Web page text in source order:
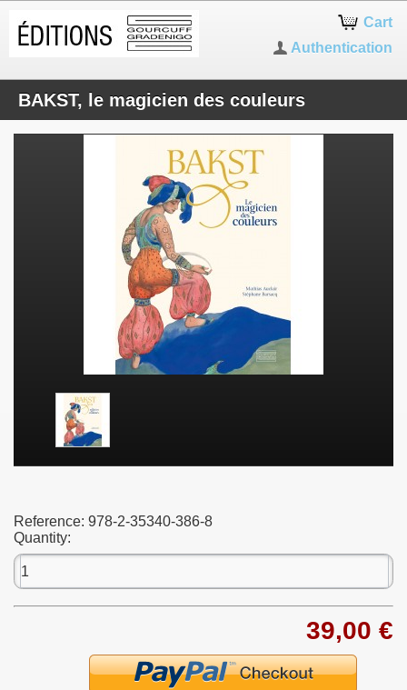
Cart
Authentication
BAKST, le magicien des couleurs
Reference: 978-2-35340-386-8
Quantity:
39,00 €